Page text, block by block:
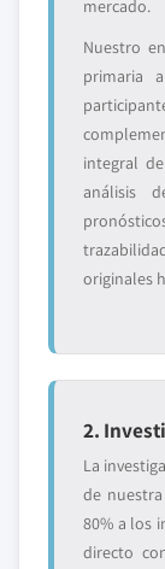
mercado.
Nuestro
primaria
integral
análisis
originales
2.
La
de
80% a los
directo